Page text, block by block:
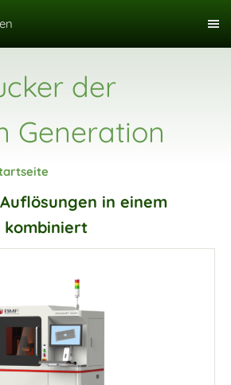
der
Generation
in einem
kombiniert